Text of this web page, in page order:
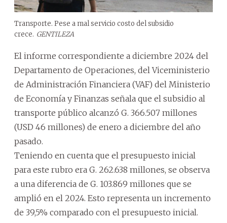
Transporte. Pese a mal servicio costo del subsidio
crece. GENTILEZA
El informe correspondiente a diciembre 2024 del
Departamento de Operaciones, del Viceministerio
de Administración Financiera (VAF) del Ministerio
de Economía y Finanzas señala que el subsidio al
transporte público alcanzó G. 366.507 millones
(USD 46 millones) de enero a diciembre del año
pasado.
Teniendo en cuenta que el presupuesto inicial
para este rubro era G. 262.638 millones, se observa
a una diferencia de G. 103.869 millones que se
amplió en el 2024. Esto representa un incremento
de 39,5% comparado con el presupuesto inicial.